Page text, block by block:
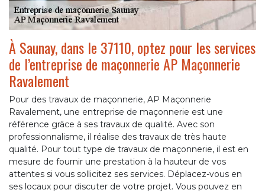
À Saunay, dans le 37110, optez pour les services
de l’entreprise de maçonnerie AP Maçonnerie
Ravalement
Pour des travaux de maçonnerie, AP Maçonnerie
Ravalement, une entreprise de maçonnerie est une
référence grâce à ses travaux de qualité. Avec son
professionnalisme, il réalise des travaux de très haute
qualité. Pour tout type de travaux de maçonnerie, il est en
mesure de fournir une prestation à la hauteur de vos
attentes si vous sollicitez ses services. Déplacez-vous en
ses locaux pour discuter de votre projet. Vous pouvez en